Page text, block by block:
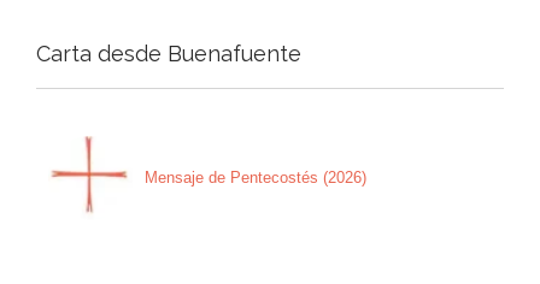
Carta desde Buenafuente
Mensaje de Pentecostés (2026)